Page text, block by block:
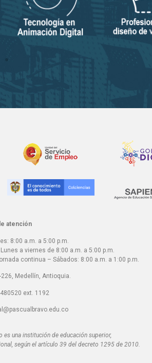
atención
8:00 a.m. a 5:00 p.m.
a viernes de 8:00 a.m. a 5:00 p.m.
continua – Sábados: 8:00 a.m. a 1:00 p.m.
226, Medellín, Antioquia.
ext. 1192
es una institución de educación superior,
según el artículo 39 del decreto 1295 de 2010.